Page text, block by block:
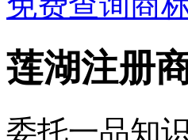
莲湖注册
委托一品知